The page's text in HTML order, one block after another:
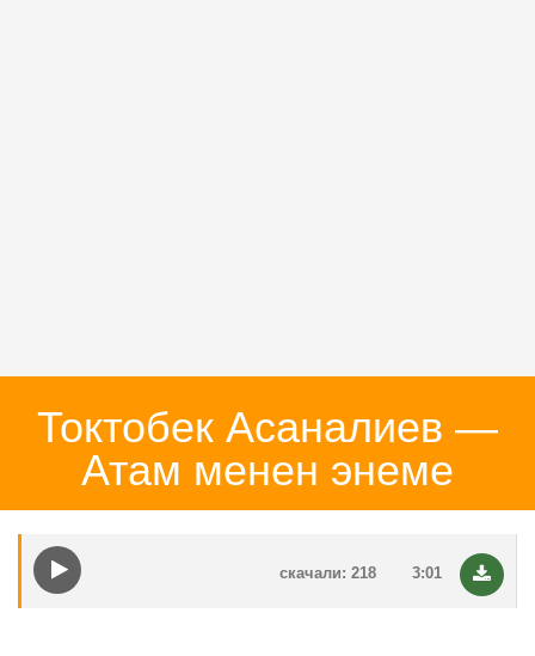
Токтобек Асаналиев —
Атам менен энеме
3:01
скачали: 218